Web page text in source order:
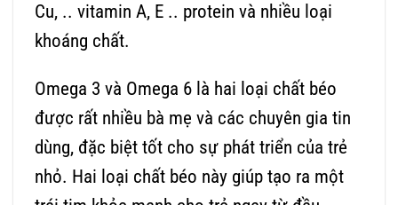
Cu, .. vitamin A, E .. protein và nhiều loại
khoáng chất.
Omega 3 và Omega 6 là hai loại chất béo
được rất nhiều bà mẹ và các chuyên gia tin
dùng, đặc biệt tốt cho sự phát triển của trẻ
nhỏ. Hai loại chất béo này giúp tạo ra một